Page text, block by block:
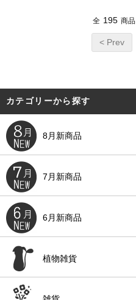
全 195 商品
< Prev
カテゴリーから探す
8月新商品
7月新商品
6月新商品
植物雑貨